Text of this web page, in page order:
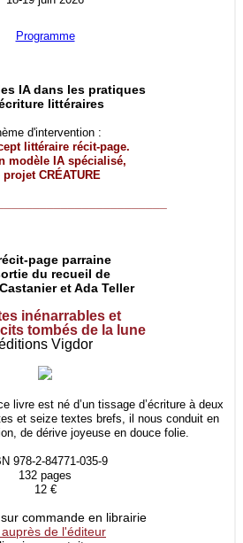
Programme
IA dans les pratiques
littéraires
d'intervention :
littéraire récit-page.
modèle IA spécialisé,
projetCRÉATURE
page parraine
du recueil de
et Ada Teller
inénarrables et
tombés de la lune
Vigdor
livre est né d’un tissage d’écriture à deux
et seize textes brefs, il nous conduit en
de dérive joyeuse en douce folie.
978-2-84771-035-9
132 pages
12 €
commande en librairie
de l'éditeur